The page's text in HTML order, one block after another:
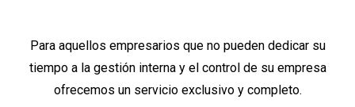
Para aquellos empresarios que no pueden dedicar su
tiempo a la gestión interna y el control de su empresa
ofrecemos un servicio exclusivo y completo.